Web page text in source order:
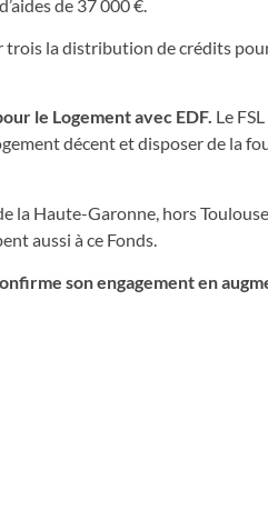
de 37 000 €.
trois la distribution de crédits
le Logement avec EDF. Le
décent et disposer de la
la Haute-Garonne, hors
aussi à ce Fonds.
son engagement en